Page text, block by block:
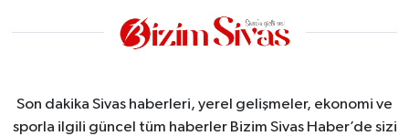
Son dakika Sivas haberleri, yerel gelişmeler, ekonomi ve
sporla ilgili güncel tüm haberler Bizim Sivas Haber’de sizi